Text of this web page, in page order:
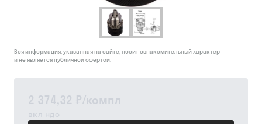
2 374,32 ₽/компл
вкл ндс
Вся информация, указанная на сайте, носит ознакомительный характер
и не является публичной офертой.